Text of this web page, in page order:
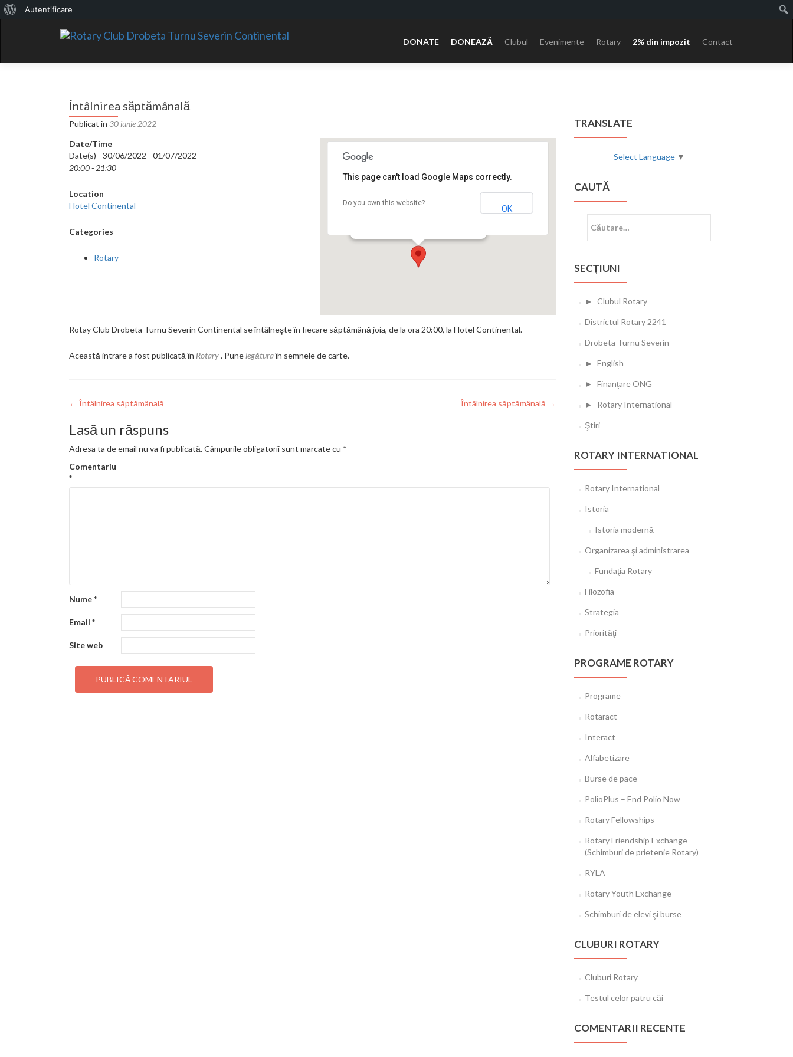
conținut
DONATE DONEAZĂ Clubul Evenimente Rotary 2% din impozit Contact
Întâlnirea săptămânală
Publicat în 30 iunie 2022
This page can't load Google Maps correctly.
Do you own this website?
OK
Date/Time
Date(s) - 30/06/2022 - 01/07/2022
20:00 - 21:30
Location
Hotel Continental
Categories
Rotary
Rotay Club Drobeta Turnu Severin Continental se întâlneşte în fiecare săptămână joia, de la ora 20:00, la Hotel Continental.
Această intrare a fost publicată în Rotary. Punelegăturaîn semnele de carte.
Navigare
în
articole
← Întâlnirea săptămânală Întâlnirea săptămânală →
Lasă un răspuns
Adresa ta de email nu va fi publicată.Câmpurile obligatorii sunt marcate cu *
Comentariu
*
Nume*
Email *
Site web
TRANSLATE
Select Language ▼
CAUTĂ
după:
SECŢIUNI
► Clubul Rotary
Districtul Rotary 2241
Drobeta Turnu Severin
► English
► Finanţare ONG
► Rotary International
Ştiri
ROTARY INTERNATIONAL
Rotary International
Istoria
Istoria modernă
Organizarea şi administrarea
Fundaţia Rotary
Filozofia
Strategia
Priorităţi
PROGRAME ROTARY
Programe
Rotaract
Interact
Alfabetizare
Burse de pace
PolioPlus – End Polio Now
Rotary Fellowships
Rotary Friendship Exchange
(Schimburi de prietenie Rotary)
RYLA
Rotary Youth Exchange
Schimburi de elevi şi burse
CLUBURI ROTARY
Cluburi Rotary
Testul celor patru căi
COMENTARII RECENTE
Despre
Autentificare